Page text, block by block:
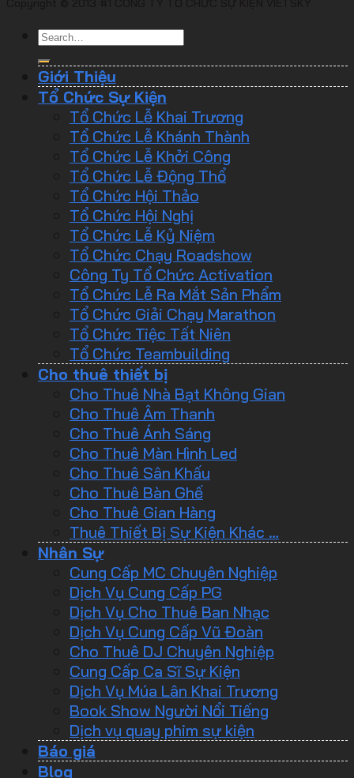
Giới Thiệu
Tổ Chức Sự Kiện
Tổ Chức Lễ Khai Trương
Tổ Chức Lễ Khánh Thành
Tổ Chức Lễ Khởi Công
Tổ Chức Lễ Động Thổ
Tổ Chức Hội Thảo
Tổ Chức Hội Nghị
Tổ Chức Lễ Kỷ Niệm
Tổ Chức Chạy Roadshow
Công Ty Tổ Chức Activation
Tổ Chức Lễ Ra Mắt Sản Phẩm
Tổ Chức Giải Chạy Marathon
Tổ Chức Tiệc Tất Niên
Tổ Chức Teambuilding
Cho thuê thiết bị
Cho Thuê Nhà Bạt Không Gian
Cho Thuê Âm Thanh
Cho Thuê Ánh Sáng
Cho Thuê Màn Hình Led
Cho Thuê Sân Khấu
Cho Thuê Bàn Ghế
Cho Thuê Gian Hàng
Thuê Thiết Bị Sự Kiện Khác …
Nhân Sự
Cung Cấp MC Chuyên Nghiệp
Dịch Vụ Cung Cấp PG
Dịch Vụ Cho Thuê Ban Nhạc
Dịch Vụ Cung Cấp Vũ Đoàn
Cho Thuê DJ Chuyên Nghiệp
Cung Cấp Ca Sĩ Sự Kiện
Dịch Vụ Múa Lân Khai Trương
Book Show Người Nổi Tiếng
Dịch vụ quay phim sự kiện
Báo giá
Blog